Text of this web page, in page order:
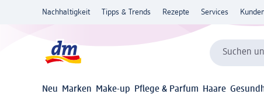
Nachhaltigkeit Tipps & Trends Rezepte Services
Suchen
Neu Marken Make-up Pflege & Parfum Haare